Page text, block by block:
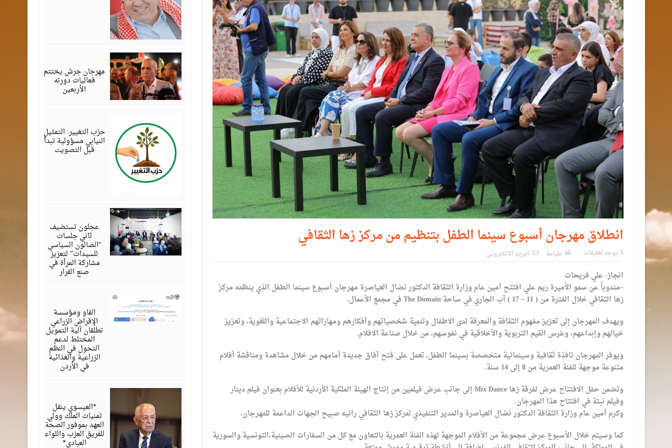
انطلاق مهرجان أسبوع سينما الطفل بتنظيم من مركز زها الثقافي
لا يوجد تعليقات طباعة البريد الالكترونى
انجاز- علي فريحات
–مندوباً عن سمو الأميرة ريم علي افتتح أمين عام وزارة الثقافة الدكتور نضال العياصرة مهرجان أسبوع سينما الطفل الذي ينظمه مركز
زها الثقافي خلال الفترة من ( 11 – 17 ) آب الجاري في ساحة The Domain في مجمع الأعمال.
ويهدف المهرجان إلى تعزيز مفهوم الثقافة والمعرفة لدى الاطفال وتنمية شخصياتهم وأفكارهم ومهاراتهم الاجتماعية واللغوية، وتعزيز
خيالهم وإبداعهم، وغرس القيم التربوية والأخلاقية في نفوسهم، من خلال صناعة الافلام.
ويوفر المهرجان نافذة ثقافية وسينمائية متخصصة بسينما الطفل، تعمل على فتح آفاق جديدة أمامهم من خلال مشاهدة ومناقشة أفلام
متنوعة موجهة للفئة العمرية من 8 إلى 14 سنة.
وتضمن حفل الافتتاح عرض لفرقة زها Mix Dance إلى جانب عرض فيلمين من إنتاج الهيئة الملكية الأردنية للأفلام بعنوان فيلم دينار
وفيلم نبتة في افتتاح هذا المهرجان.
وكرم أمين عام وزارة الثقافة الدكتور نضال العياصرة والمدير التنفيذي لمركز زها الثقافي رانيه صبيح الجهات الداعمة للمهرجان.
كما وسيتم خلال الأسبوع عرض مجموعة من الأفلام الموجهة لهذه الفئة العمرية بالتعاون مع كل من السفارات الصينية،التونسية والسورية
مهرجان جرش يختتم
فعاليات دورته
الأربعين
حزب التغيير: التمثيل
النيابي مسؤولية تبدأ
قبل التصويت
عجلون تستضيف
ثاني جلسات
“الصالون السياسي
للسيدات” لتعزيز
مشاركة المرأة في
صنع القرار
الفاو ومؤسسة
الإقراض الزراعي
تطلقان آلية التمويل
المختلط لدعم
التحول في النظم
الزراعية والغذائية
في الأردن
*العيسوي ينقل
تمنيات الملك وولي
العهد بموفور الصحة
للفريق العزب واللواء
العبادي*